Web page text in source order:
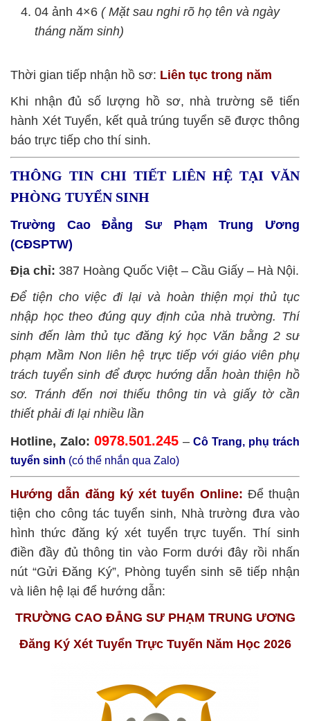
04 ảnh 4×6 ( Mặt sau nghi rõ họ tên và ngày
tháng năm sinh)
Thời gian tiếp nhận hồ sơ: Liên tục trong năm
Khi nhận đủ số lượng hồ sơ, nhà trường sẽ tiến
hành Xét Tuyển, kết quả trúng tuyển sẽ được thông
báo trực tiếp cho thí sinh.
THÔNG TIN CHI TIẾT LIÊN HỆ TẠI VĂN
PHÒNG TUYỂN SINH
Trường Cao Đẳng Sư Phạm Trung Ương
(CĐSPTW)
Địa chỉ: 387 Hoàng Quốc Việt – Cầu Giấy – Hà Nội.
Để tiện cho việc đi lại và hoàn thiện mọi thủ tục
nhập học theo đúng quy định của nhà trường. Thí
sinh đến làm thủ tục đăng ký học Văn bằng 2 sư
phạm Mầm Non liên hệ trực tiếp với giáo viên phụ
trách tuyển sinh để được hướng dẫn hoàn thiện hồ
sơ. Tránh đến nơi thiếu thông tin và giấy tờ cần
thiết phải đi lại nhiều lần
Hotline, Zalo: 0978.501.245–Cô Trang, phụ trách
tuyển sinh (có thể nhắn qua Zalo)
Hướng dẫn đăng ký xét tuyển Online: Để thuận
tiện cho công tác tuyển sinh, Nhà trường đưa vào
hình thức đăng ký xét tuyển trực tuyến. Thí sinh
điền đầy đủ thông tin vào Form dưới đây rồi nhấn
nút “Gửi Đăng Ký”, Phòng tuyển sinh sẽ tiếp nhận
và liên hệ lại để hướng dẫn:
TRƯỜNG CAO ĐẲNG SƯ PHẠM TRUNG ƯƠNG
Đăng Ký Xét Tuyển Trực Tuyến Năm Học 2026